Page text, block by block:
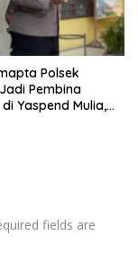
Polsek
Pembina
Yaspend Mulia,
fields are